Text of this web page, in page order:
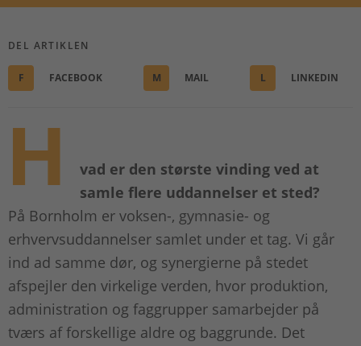
DEL ARTIKLEN
F FACEBOOK M MAIL L LINKEDIN
H
vad er den største vinding ved at
samle flere uddannelser et sted?
På Bornholm er voksen-, gymnasie- og
erhvervsuddannelser samlet under et tag. Vi går
ind ad samme dør, og synergierne på stedet
afspejler den virkelige verden, hvor produktion,
administration og faggrupper samarbejder på
tværs af forskellige aldre og baggrunde. Det